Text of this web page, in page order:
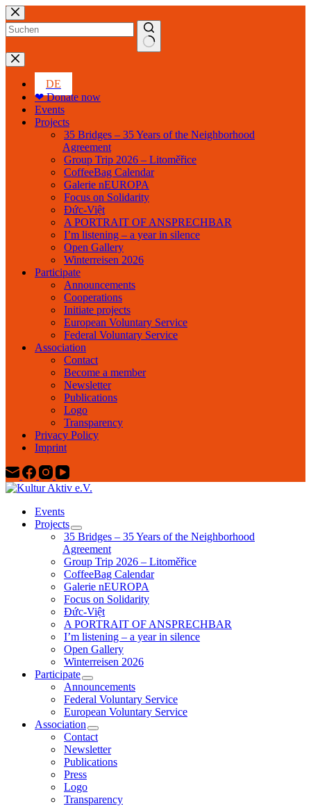
Skip
to
content
No
results
DE
❤ Donate now
Events
Projects
35 Bridges – 35 Years of the Neighborhood
Agreement
Group Trip 2026 – Litoměřice
CoffeeBag Calendar
Galerie nEUROPA
Focus on Solidarity
Đức-Việt
A PORTRAIT OF ANSPRECHBAR
I’m listening – a year in silence
Open Gallery
Winterreisen 2026
Participate
Announcements
Cooperations
Initiate projects
European Voluntary Service
Federal Voluntary Service
Association
Contact
Become a member
Newsletter
Publications
Logo
Transparency
Privacy Policy
Imprint
Events
Projects
35 Bridges – 35 Years of the Neighborhood
Agreement
Group Trip 2026 – Litoměřice
CoffeeBag Calendar
Galerie nEUROPA
Focus on Solidarity
Đức-Việt
A PORTRAIT OF ANSPRECHBAR
I’m listening – a year in silence
Open Gallery
Winterreisen 2026
Participate
Announcements
Federal Voluntary Service
European Voluntary Service
Association
Contact
Newsletter
Publications
Press
Logo
Transparency